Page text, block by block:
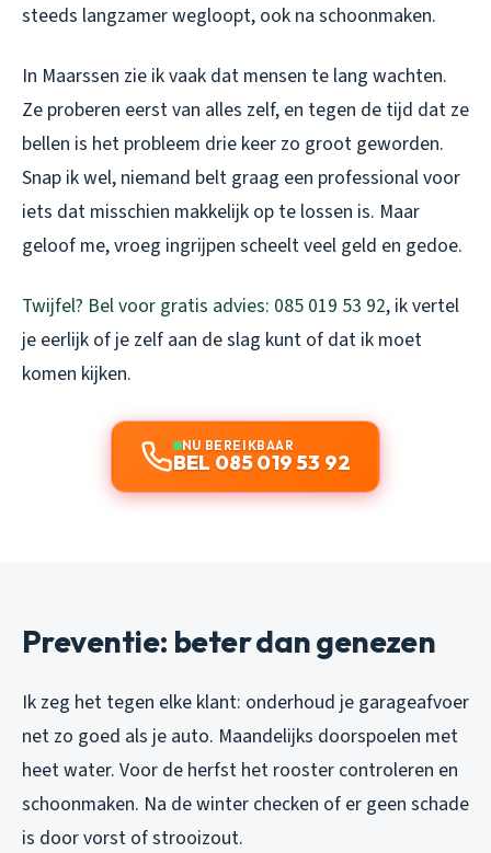
steeds langzamer wegloopt, ook na schoonmaken.
In Maarssen zie ik vaak dat mensen te lang wachten.
Ze proberen eerst van alles zelf, en tegen de tijd dat ze
bellen is het probleem drie keer zo groot geworden.
Snap ik wel, niemand belt graag een professional voor
iets dat misschien makkelijk op te lossen is. Maar
geloof me, vroeg ingrijpen scheelt veel geld en gedoe.
Twijfel? Bel voor gratis advies: 085 019 53 92, ik vertel
je eerlijk of je zelf aan de slag kunt of dat ik moet
komen kijken.
NU BEREIKBAAR
BEL 085 019 53 92
Preventie: beter dan genezen
Ik zeg het tegen elke klant: onderhoud je garageafvoer
net zo goed als je auto. Maandelijks doorspoelen met
heet water. Voor de herfst het rooster controleren en
schoonmaken. Na de winter checken of er geen schade
is door vorst of strooizout.